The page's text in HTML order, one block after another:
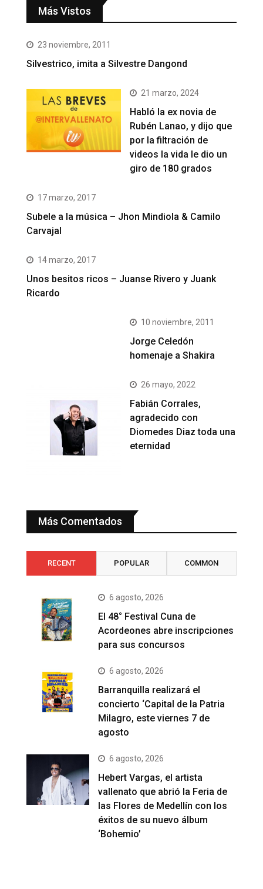
Más Vistos
23 noviembre, 2011
Silvestrico, imita a Silvestre Dangond
21 marzo, 2024
Habló la ex novia de
Rubén Lanao, y dijo que
por la filtración de
videos la vida le dio un
giro de 180 grados
17 marzo, 2017
Subele a la música – Jhon Mindiola & Camilo
Carvajal
14 marzo, 2017
Unos besitos ricos – Juanse Rivero y Juank
Ricardo
10 noviembre, 2011
Jorge Celedón
homenaje a Shakira
26 mayo, 2022
Fabián Corrales,
agradecido con
Diomedes Diaz toda una
eternidad
Más Comentados
RECENT POPULAR COMMON
6 agosto, 2026
El 48° Festival Cuna de
Acordeones abre inscripciones
para sus concursos
6 agosto, 2026
Barranquilla realizará el
concierto ‘Capital de la Patria
Milagro, este viernes 7 de
agosto
6 agosto, 2026
Hebert Vargas, el artista
vallenato que abrió la Feria de
las Flores de Medellín con los
éxitos de su nuevo álbum
‘Bohemio’